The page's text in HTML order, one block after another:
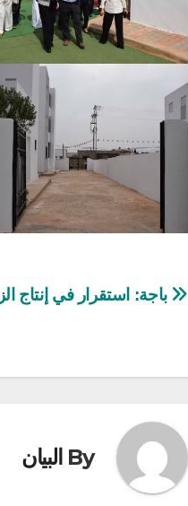
تصفّح
باجة: استقرار في إنتاج
By البيان